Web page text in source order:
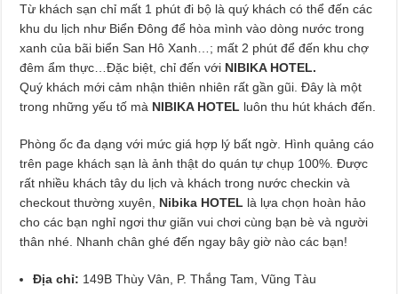
Từ khách sạn chỉ mất 1 phút đi bộ là quý khách có thể đến các
khu du lịch như Biển Đông để hòa mình vào dòng nước trong
xanh của bãi biển San Hô Xanh…; mất 2 phút để đến khu chợ
đêm ẩm thực…Đặc biệt, chỉ đến với NIBIKA HOTEL.
Quý khách mới cảm nhận thiên nhiên rất gần gũi. Đây là một
trong những yếu tố mà NIBIKA HOTEL luôn thu hút khách đến.
Phòng ốc đa dạng với mức giá hợp lý bất ngờ. Hình quảng cáo
trên page khách sạn là ảnh thật do quán tự chụp 100%. Được
rất nhiều khách tây du lịch và khách trong nước checkin và
checkout thường xuyên, Nibika HOTEL là lựa chọn hoàn hảo
cho các bạn nghỉ ngơi thư giãn vui chơi cùng bạn bè và người
thân nhé. Nhanh chân ghé đến ngay bây giờ nào các bạn!
Địa chỉ: 149B Thùy Vân, P. Thắng Tam, Vũng Tàu